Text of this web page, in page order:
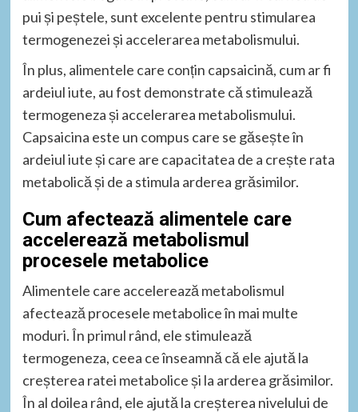
pui și peștele, sunt excelente pentru stimularea
termogenezei și accelerarea metabolismului.
În plus, alimentele care conțin capsaicină, cum ar fi
ardeiul iute, au fost demonstrate că stimulează
termogeneza și accelerarea metabolismului.
Capsaicina este un compus care se găsește în
ardeiul iute și care are capacitatea de a crește rata
metabolică și de a stimula arderea grăsimilor.
Cum afectează alimentele care
accelerează metabolismul
procesele metabolice
Alimentele care accelerează metabolismul
afectează procesele metabolice în mai multe
moduri. În primul rând, ele stimulează
termogeneza, ceea ce înseamnă că ele ajută la
creșterea ratei metabolice și la arderea grăsimilor.
În al doilea rând, ele ajută la creșterea nivelului de